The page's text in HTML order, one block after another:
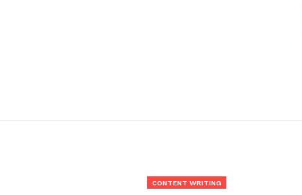
CONTENT WRITING